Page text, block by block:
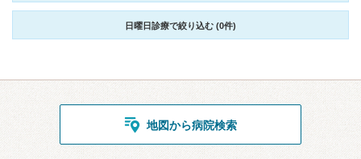
日曜日診療で絞り込む (0件)
地図から病院検索